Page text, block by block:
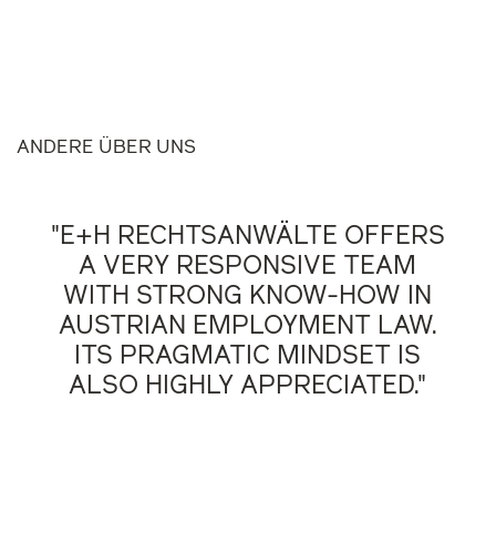
ANDERE ÜBER UNS
"E+H RECHTSANWÄLTE OFFERS
A VERY RESPONSIVE TEAM
WITH STRONG KNOW-HOW IN
AUSTRIAN EMPLOYMENT LAW.
ITS PRAGMATIC MINDSET IS
ALSO HIGHLY APPRECIATED."